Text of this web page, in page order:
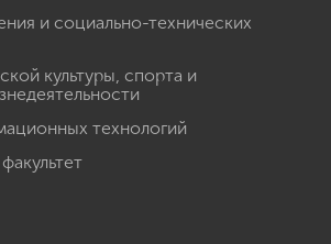
и социально-технических
культуры, спорта и
технологий